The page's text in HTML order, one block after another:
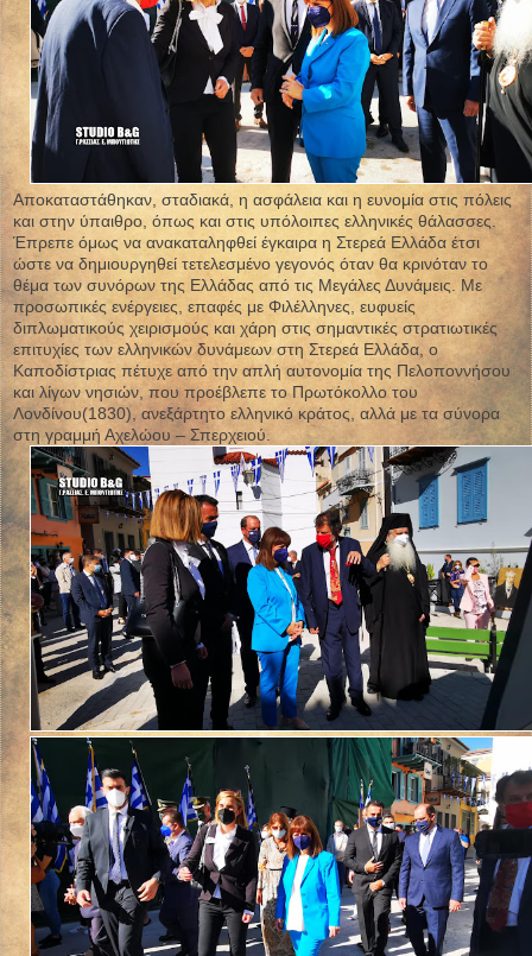
Αποκαταστάθηκαν, σταδιακά, η ασφάλεια και η ευνομία στις πόλεις
και στην ύπαιθρο, όπως και στις υπόλοιπες ελληνικές θάλασσες.
Έπρεπε όμως να ανακαταληφθεί έγκαιρα η Στερεά Ελλάδα έτσι
ώστε να δημιουργηθεί τετελεσμένο γεγονός όταν θα κρινόταν το
θέμα των συνόρων της Ελλάδας από τις Μεγάλες Δυνάμεις. Με
προσωπικές ενέργειες, επαφές με Φιλέλληνες, ευφυείς
διπλωματικούς χειρισμούς και χάρη στις σημαντικές στρατιωτικές
επιτυχίες των ελληνικών δυνάμεων στη Στερεά Ελλάδα, ο
Καποδίστριας πέτυχε από την απλή αυτονομία της Πελοποννήσου
και λίγων νησιών, που προέβλεπε το Πρωτόκολλο του
Λονδίνου(1830), ανεξάρτητο ελληνικό κράτος, αλλά με τα σύνορα
στη γραμμή Αχελώου – Σπερχειού.